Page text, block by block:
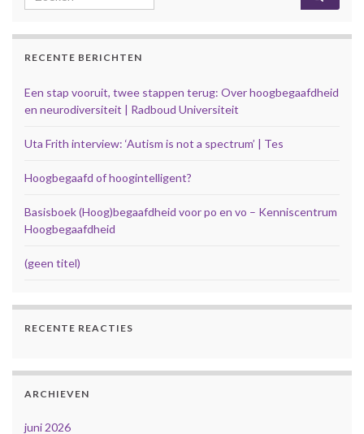
RECENTE BERICHTEN
Een stap vooruit, twee stappen terug: Over hoogbegaafdheid
en neurodiversiteit | Radboud Universiteit
Uta Frith interview: ‘Autism is not a spectrum’ | Tes
Hoogbegaafd of hoogintelligent?
Basisboek (Hoog)begaafdheid voor po en vo – Kenniscentrum
Hoogbegaafdheid
(geen titel)
RECENTE REACTIES
ARCHIEVEN
juni 2026